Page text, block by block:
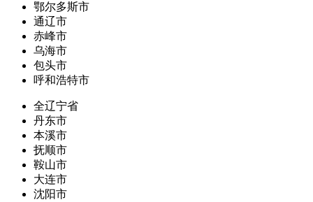
鄂尔多斯市
通辽市
赤峰市
乌海市
包头市
呼和浩特市
全辽宁省
丹东市
本溪市
抚顺市
鞍山市
大连市
沈阳市